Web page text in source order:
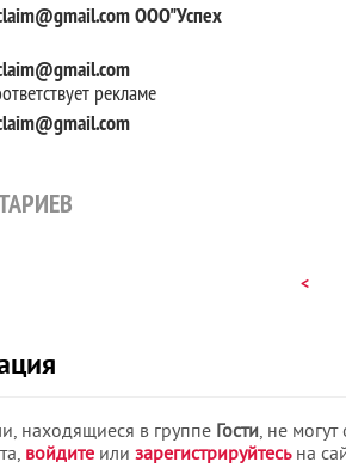
ООО"Успех
рекламе
<
находящиеся в группе Гости, не
войдите или зарегистрируйтесьна